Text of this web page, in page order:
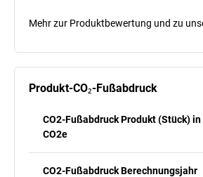
Mehr zur Produktbewertung und zu
Produkt-CO₂-Fußabdruck
CO2-Fußabdruck Produkt (Stück) in
CO2e
CO2-Fußabdruck Berechnungsjahr